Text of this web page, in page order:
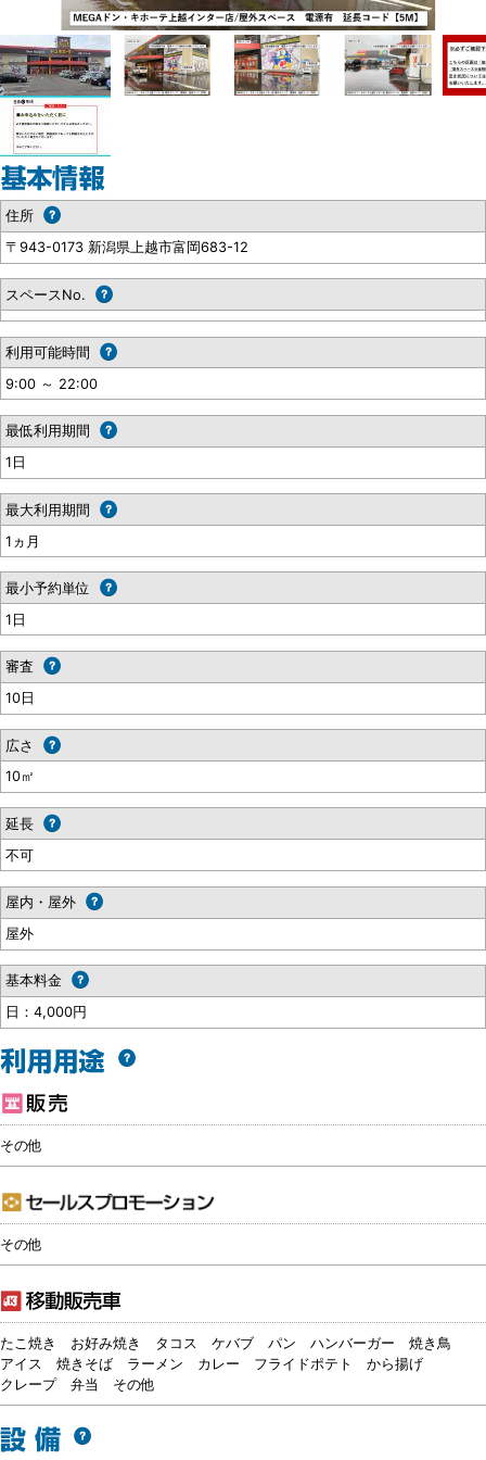
住所
〒943-0173 新潟県上越市富岡683-12
スペースNo.
利用可能時間
9:00 ～ 22:00
最低利用期間
1日
最大利用期間
1ヵ月
最小予約単位
1日
審査
10日
広さ
10㎡
延長
不可
屋内・屋外
屋外
基本料金
日：4,000円
その他
その他
たこ焼き お好み焼き タコス ケバブ パン ハンバーガー
焼き鳥
アイス
焼きそば ラーメン カレー フライドポテト
から揚げ
クレープ
弁当 その他